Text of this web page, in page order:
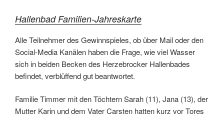
Hallenbad Familien-Jahreskarte
Alle Teilnehmer des Gewinnspieles, ob über Mail oder den
Social-Media Kanälen haben die Frage, wie viel Wasser
sich in beiden Becken des Herzebrocker Hallenbades
befindet, verblüffend gut beantwortet.
Familie Timmer mit den Töchtern Sarah (11), Jana (13), der
Mutter Karin und dem Vater Carsten hatten kurz vor Tores